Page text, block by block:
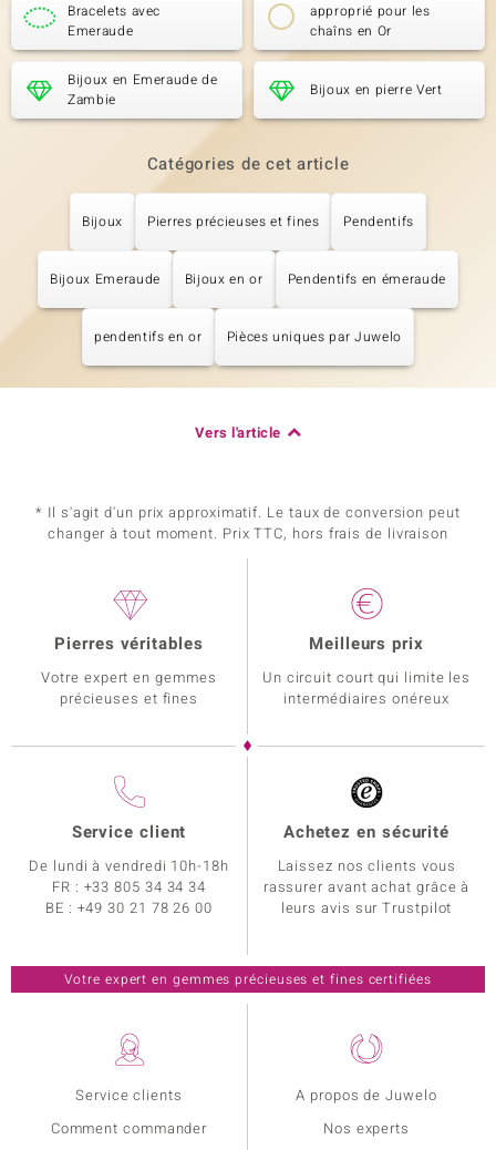
Bracelets avec
Emeraude
approprié pour les
chaîns en Or
Bijoux en Emeraude de
Zambie
Bijoux en pierre Vert
Catégories de cet article
Bijoux Pierres précieuses et fines Pendentifs
Bijoux Emeraude Bijoux en or Pendentifs en émeraude
pendentifs en or Pièces uniques par Juwelo
Vers l'article
* Il s'agit d'un prix approximatif. Le taux de conversion peut
changer à tout moment. Prix TTC, hors frais de livraison
Service clients
Comment commander
A propos de Juwelo
Nos experts
Pierres véritables
Votre expert en gemmes
précieuses et fines
Meilleurs prix
Un circuit court qui limite les
intermédiaires onéreux
Service client
De lundi à vendredi 10h-18h
FR : +33 805 34 34 34
BE : +49 30 21 78 26 00
Achetez en sécurité
Laissez nos clients vous
rassurer avant achat grâce à
leurs avis sur Trustpilot
Votre expert en gemmes précieuses et fines certifiées